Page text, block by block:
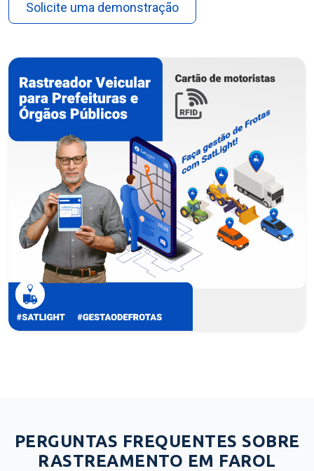
Solicite uma demonstração
PERGUNTAS FREQUENTES SOBRE
RASTREAMENTO EM FAROL